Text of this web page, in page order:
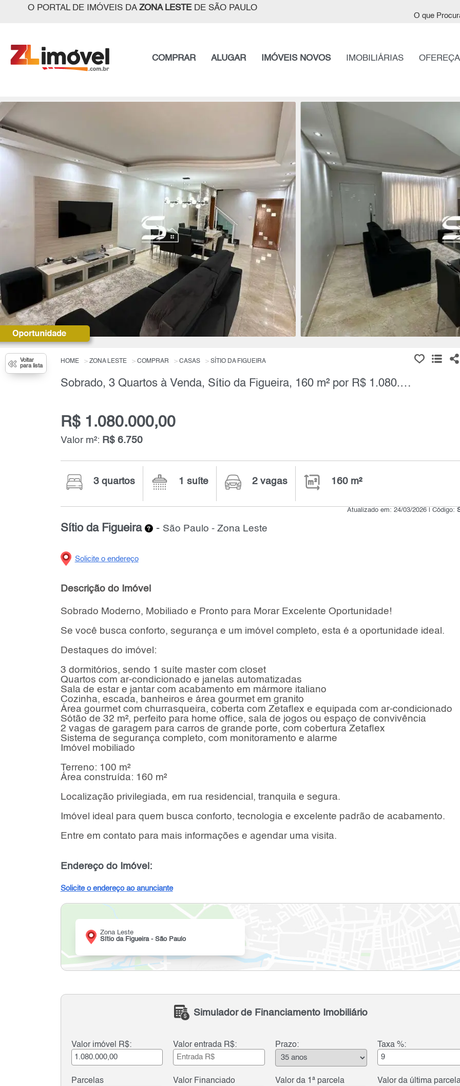
O PORTAL DE IMÓVEIS DA ZONA LESTEDE SÃO PAULO
O que
COMPRAR ALUGAR IMÓVEIS NOVOS IMOBILIÁRIAS
Voltar
para lista
HOME ZONA LESTE COMPRAR CASAS SÍTIO DA FIGUEIRA
Sobrado, 3 Quartos à Venda, Sítio da Figueira, 160 m² por R$ 1.080.000,00
R$ 1.080.000,00
Valor m²: R$ 6.750
3 quartos 1 suíte 2 vagas 160 m²
Atualizado em: 24/03/2026 | Código:
Sítio da Figueira - São Paulo - Zona Leste
Solicite o endereço
Descrição do Imóvel
Sobrado Moderno, Mobiliado e Pronto para Morar Excelente Oportunidade!
Se você busca conforto, segurança e um imóvel completo, esta é a oportunidade ideal.
Destaques do imóvel:
3 dormitórios, sendo 1 suíte master com closet
Quartos com ar-condicionado e janelas automatizadas
Sala de estar e jantar com acabamento em mármore italiano
Cozinha, escada, banheiros e área gourmet em granito
Área gourmet com churrasqueira, coberta com Zetaflex e equipada com ar-condicionado
Sótão de 32 m², perfeito para home office, sala de jogos ou espaço de convivência
2 vagas de garagem para carros de grande porte, com cobertura Zetaflex
Sistema de segurança completo, com monitoramento e alarme
Imóvel mobiliado
Terreno: 100 m²
Área construída: 160 m²
Localização privilegiada, em rua residencial, tranquila e segura.
Imóvel ideal para quem busca conforto, tecnologia e excelente padrão de acabamento.
Entre em contato para mais informações e agendar uma visita.
Endereço do Imóvel:
Solicite o endereço ao anunciante
Zona Leste
Sítio da Figueira - São Paulo
Simulador de Financiamento Imobiliário
Valor imóvel R$: Valor entrada R$: Prazo: Taxa %:
Parcelas Valor Financiado Valor da 1ª parcela Valor da última